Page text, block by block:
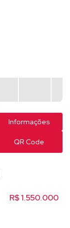
Informações
QR Code
R$1.550.000